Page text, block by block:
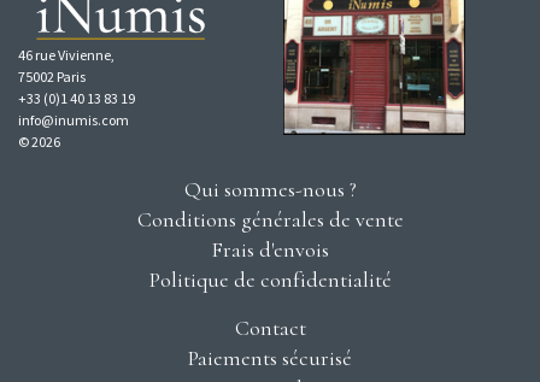
46 rue Vivienne,
75002 Paris
+33 (0)1 40 13 83 19
info@inumis.com
© 2026
Qui sommes-nous ?
Conditions générales de vente
Frais d'envois
Politique de confidentialité
Contact
Paiements sécurisé